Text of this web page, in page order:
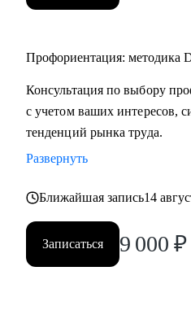
консультанты, Кассиры,
• Начинающим специалистам
Постоянно повышаю
актуальным HR-технологиям
кейсами и аналитикой в сфере
Моя миссия — привести вас
приносит не только
Профориентация: методика
Консультация по выбору
с учетом ваших интересов,
тенденций рынка труда.
Развернуть
Ближайшая запись14
Записаться 9 000 ₽